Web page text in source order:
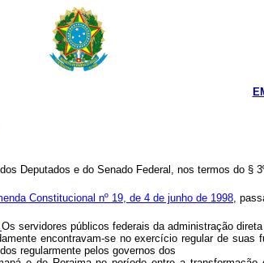
Deputados e do Senado Federal, nos termos do §
Constitucional nº 19, de 4 de junho de 1998,
Os servidores públicos federais da administração
encontravam-se no exercício regular de
regularmente pelos governos dos